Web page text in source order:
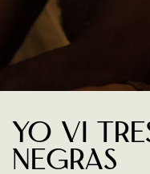
Yo vi
negras